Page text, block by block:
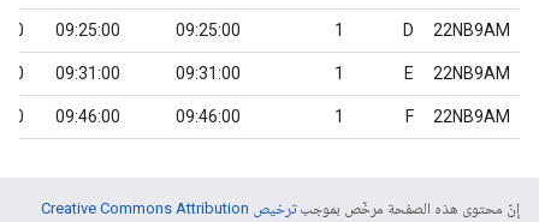
22NB9AM
D
1
09:25:00
09:25:00
0
22NB9AM
E
1
09:31:00
09:31:00
0
22NB9AM
F
1
09:46:00
09:46:00
0
إنّ محتوى هذه الصفحة مرخّص بموجب
ترخيص Creative Commons Attribution